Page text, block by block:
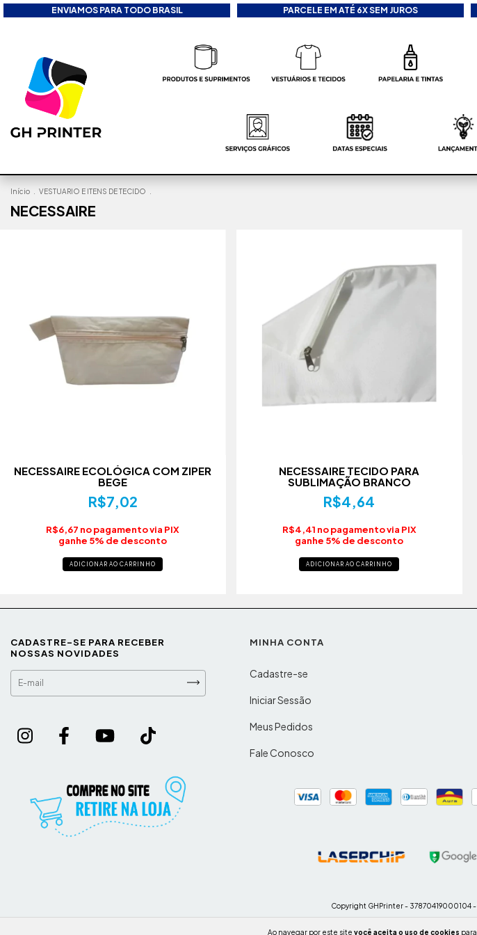
ENVIAMOS PARA TODO BRASIL PARCELE EM ATÉ 6X SEM JUROS
Ao navegar por este site você aceita o uso de cookies
Início VESTUARIO E ITENS DE TECIDO
NECESSAIRE
NECESSAIRE ECOLÓGICA COM ZIPER
BEGE
R$7,02
R$6,67 no pagamento via PIX
ganhe 5% de desconto
NECESSAIRE TECIDO PARA
SUBLIMAÇÃO BRANCO
R$4,64
R$4,41 no pagamento via PIX
ganhe 5% de desconto
ADICIONAR AO CARRINHO
CADASTRE-SE PARA RECEBER
NOSSAS NOVIDADES
MINHA CONTA
Cadastre-se
Iniciar Sessão
Meus Pedidos
Fale Conosco
Copyright GHPrinter - 37870419000104 -